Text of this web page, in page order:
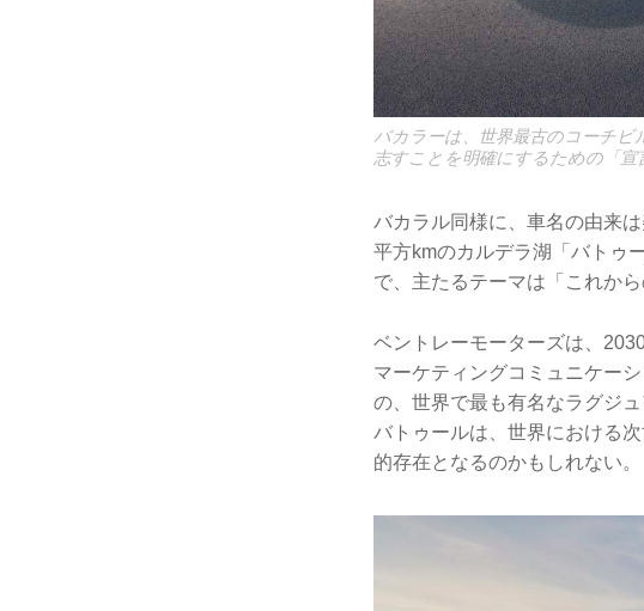
バカラーは、世界最古のコーチ
志すことを明確にするための「宣
バカラル同様に、車名の由来
平方kmのカルデラ湖「バトゥ
で、主たるテーマは「これか
ベントレーモーターズは、
マーケティングコミュニケー
の、世界で最も有名なラグジ
バトゥールは、世界における
的存在となるのかもしれない。